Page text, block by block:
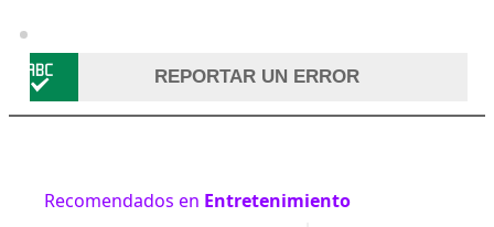
REPORTAR UN ERROR
Recomendados en Entretenimiento